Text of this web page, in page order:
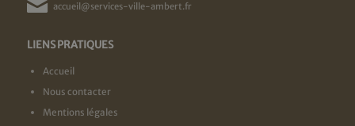
accueil@services-ville-ambert.fr
LIENS PRATIQUES
Accueil
Nous contacter
Mentions légales